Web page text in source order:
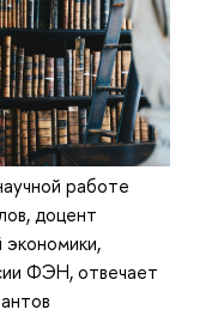
работе
доцент
ФЭН, отвечает